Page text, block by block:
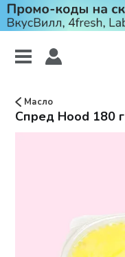
Масло
Спред Hood 180 г